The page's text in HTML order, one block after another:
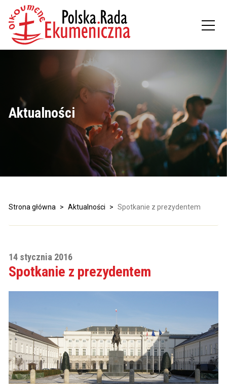
Aktualności
Strona główna > Aktualności > Spotkanie z prezydentem
14 stycznia 2016
Spotkanie z prezydentem